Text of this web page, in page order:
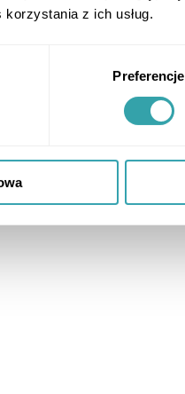
z ich usług.
Preferencje